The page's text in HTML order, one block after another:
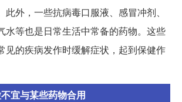
外，一些抗病毒口服液、感冒冲剂、
水等也是日常生活中常备的药物。这些
见的疾病发作时缓解症状，起到保健作
宜与某些药物合用